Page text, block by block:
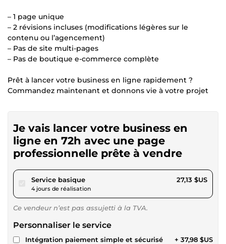
– 1 page unique
– 2 révisions incluses (modifications légères sur le
contenu ou l’agencement)
– Pas de site multi-pages
– Pas de boutique e-commerce complète
Prêt à lancer votre business en ligne rapidement ?
Commandez maintenant et donnons vie à votre projet
Je vais lancer votre business en
ligne en 72h avec une page
professionnelle prête à vendre
Service basiquepour 25,00 $US
4 jours de réalisation
27,13 $US
Ce vendeur n’est pas assujetti à la TVA.
Personnaliser le service
Intégration paiement simple et sécurisé + 37,98 $US